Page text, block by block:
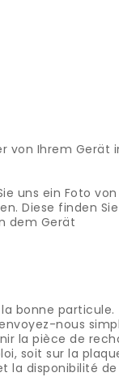
von Ihrem Gerät
uns ein Foto
Diese finden
dem Gerät
bonne particule.
nous
la pièce de
soit sur la
la disponibilité